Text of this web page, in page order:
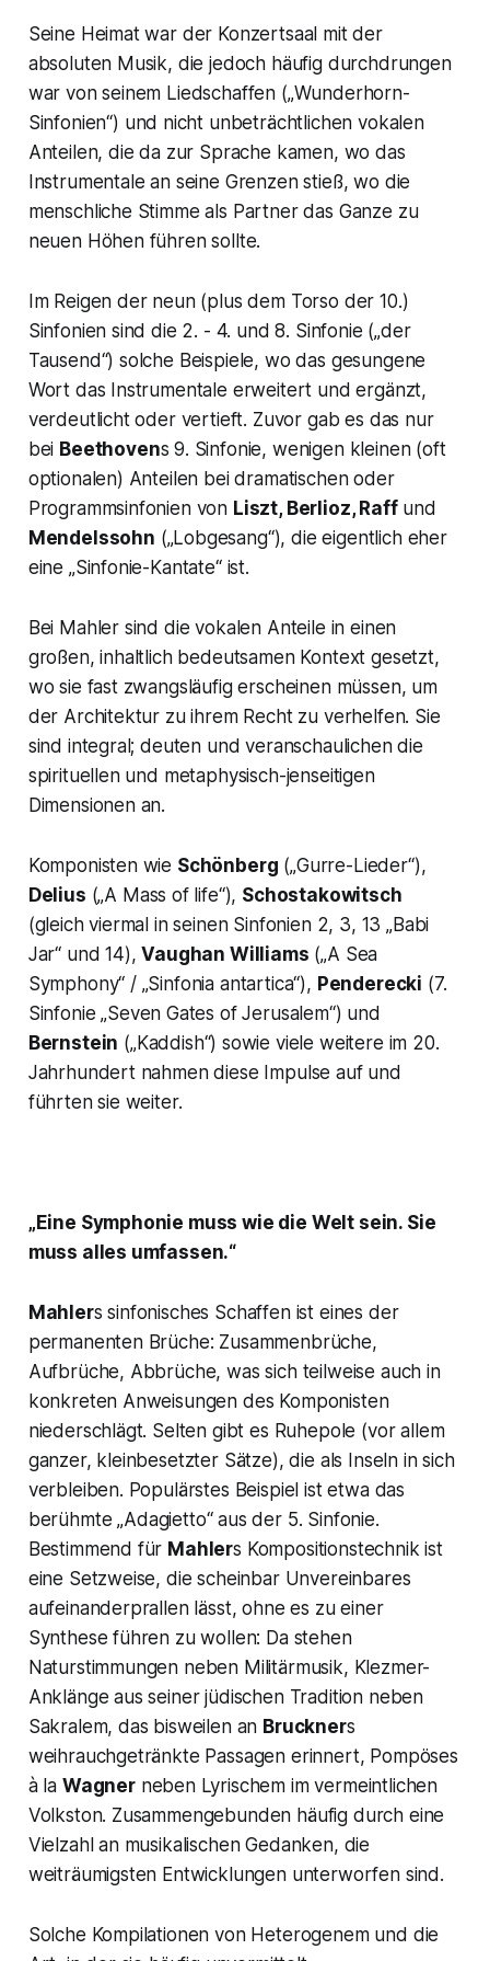
Seine Heimat war der Konzertsaal mit der
absoluten Musik, die jedoch häufig durchdrungen
war von seinem Liedschaffen („Wunderhorn-
Sinfonien“) und nicht unbeträchtlichen vokalen
Anteilen, die da zur Sprache kamen, wo das
Instrumentale an seine Grenzen stieß, wo die
menschliche Stimme als Partner das Ganze zu
neuen Höhen führen sollte.
Im Reigen der neun (plus dem Torso der 10.)
Sinfonien sind die 2. - 4. und 8. Sinfonie („der
Tausend“) solche Beispiele, wo das gesungene
Wort das Instrumentale erweitert und ergänzt,
verdeutlicht oder vertieft. Zuvor gab es das nur
bei Beethovens 9. Sinfonie, wenigen kleinen (oft
optionalen) Anteilen bei dramatischen oder
Programmsinfonien von Liszt, Berlioz, Raffund
Mendelssohn („Lobgesang“), die eigentlich eher
eine „Sinfonie-Kantate“ ist.
Bei Mahler sind die vokalen Anteile in einen
großen, inhaltlich bedeutsamen Kontext gesetzt,
wo sie fast zwangsläufig erscheinen müssen, um
der Architektur zu ihrem Recht zu verhelfen. Sie
sind integral; deuten und veranschaulichen die
spirituellen und metaphysisch-jenseitigen
Dimensionen an.
Komponisten wie Schönberg („Gurre-Lieder“),
Delius („A Mass of life“), Schostakowitsch
(gleich viermal in seinen Sinfonien 2, 3, 13 „Babi
Jar“ und 14),Vaughan Williams („A Sea
Symphony“ / „Sinfonia antartica“), Penderecki (7.
Sinfonie „Seven Gates of Jerusalem“) und
Bernstein („Kaddish“) sowie viele weitere im 20.
Jahrhundert nahmen diese Impulse auf und
führten sie weiter.
„Eine Symphonie muss wie die Welt sein. Sie
muss alles umfassen.“
Mahlers sinfonisches Schaffen ist eines der
permanenten Brüche: Zusammenbrüche,
Aufbrüche, Abbrüche, was sich teilweise auch in
konkreten Anweisungen des Komponisten
niederschlägt. Selten gibt es Ruhepole (vor allem
ganzer, kleinbesetzter Sätze), die als Inseln in sich
verbleiben. Populärstes Beispiel ist etwa das
berühmte „Adagietto“ aus der 5. Sinfonie.
Bestimmend für Mahlers Kompositionstechnik ist
eine Setzweise, die scheinbar Unvereinbares
aufeinanderprallen lässt, ohne es zu einer
Synthese führen zu wollen: Da stehen
Naturstimmungen neben Militärmusik, Klezmer-
Anklänge aus seiner jüdischen Tradition neben
Sakralem, das bisweilen an Bruckners
weihrauchgetränkte Passagen erinnert, Pompöses
à la Wagnerneben Lyrischem im vermeintlichen
Volkston. Zusammengebunden häufig durch eine
Vielzahl an musikalischen Gedanken, die
weiträumigsten Entwicklungen unterworfen sind.
Solche Kompilationen von Heterogenem und die